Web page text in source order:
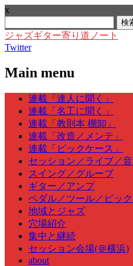
x
索:
ジャズギター寄り道ノート
Twitter
Main menu
Skip
content
連載「達人に聞く」
連載「名工に聞く」
連載「教則本 棚卸」
連載「改造／メンテ」
連載「ピックケース」
セッション／ライブ／
スイング／グルーブ
ギター／アンプ
ペダル／ツール／ピッ
地域とジャズ
穴場紹介
集中と継続
セッション会場(＠横浜)
about